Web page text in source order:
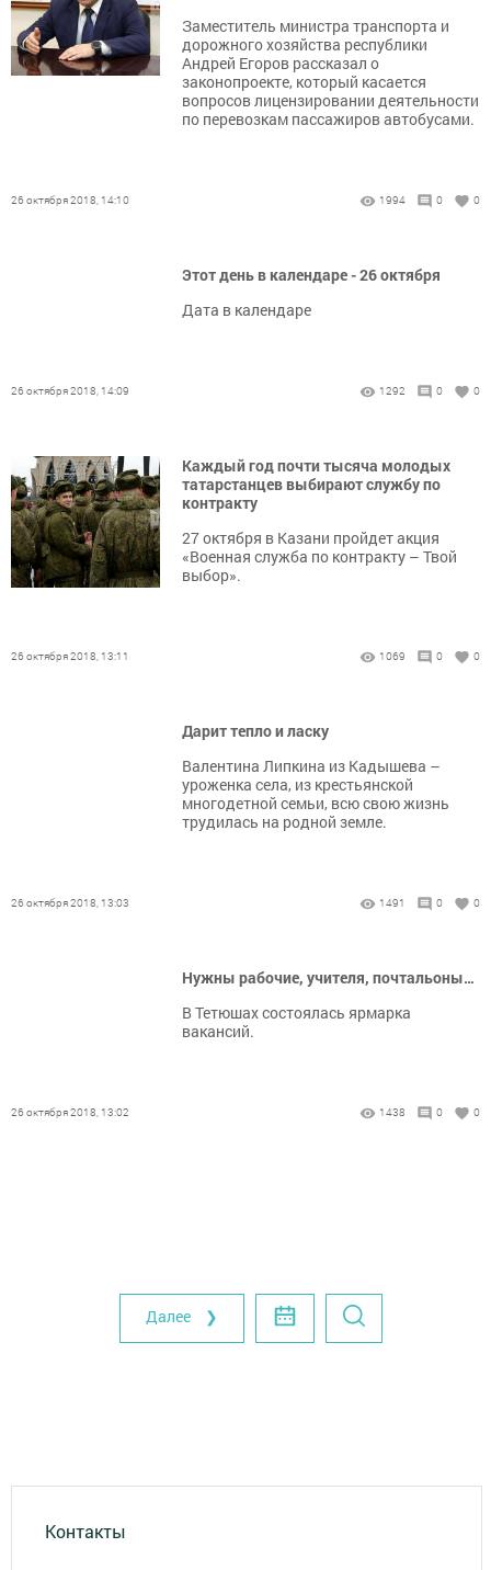
Заместитель министра транспорта и
дорожного хозяйства республики
Андрей Егоров рассказал о
законопроекте, который касается
вопросов лицензировании деятельности
по перевозкам пассажиров автобусами.
26 октября 2018, 14:10 1994 0 0
Этот день в календаре - 26 октября
Дата в календаре
26 октября 2018, 14:09 1292 0 0
Каждый год почти тысяча молодых
татарстанцев выбирают службу по
контракту
27 октября в Казани пройдет акция
«Военная служба по контракту – Твой
выбор».
26 октября 2018, 13:11 1069 0 0
Дарит тепло и ласку
Валентина Липкина из Кадышева –
уроженка села, из крестьянской
многодетной семьи, всю свою жизнь
трудилась на родной земле.
26 октября 2018, 13:03 1491 0 0
Нужны рабочие, учителя, почтальоны…
В Тетюшах состоялась ярмарка
вакансий.
26 октября 2018, 13:02 1438 0 0
Далее ❯
Контакты